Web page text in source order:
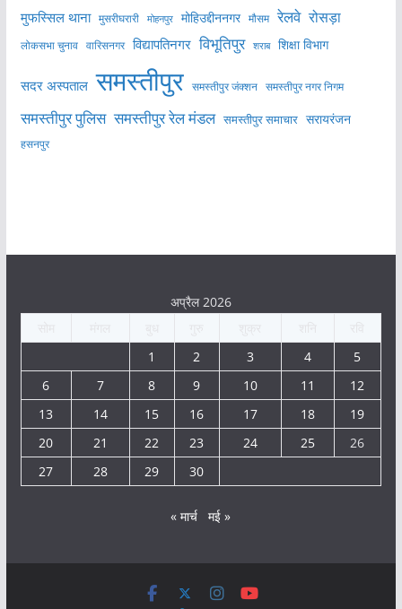
मुफस्सिल थाना मुसरीघरारी मोहनपुर मोहिउद्दीननगर मौसम रेलवे रोसड़ा
लोकसभा चुनाव वारिसनगर विद्यापतिनगर विभूतिपुर शराब शिक्षा विभाग
सदर अस्पताल समस्तीपुर समस्तीपुर जंक्शन समस्तीपुर नगर निगम
समस्तीपुर पुलिस समस्तीपुर रेल मंडल समस्तीपुर समाचार सरायरंजन
हसनपुर
अप्रैल 2026
1
2 3 4
5
6
7 8 9 10 11
12
13
14 15 16 17 18
19
20
21 22 23 24 25
26
27
28 29 30
« मार्च मई »